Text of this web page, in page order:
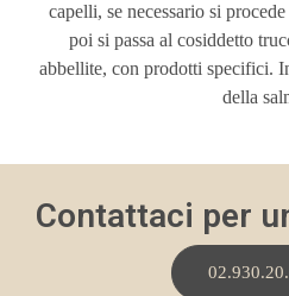
capelli, se necessario si
poi si passa al cosiddetto
abbellite, con prodotti specifici.
della
Contattaci per